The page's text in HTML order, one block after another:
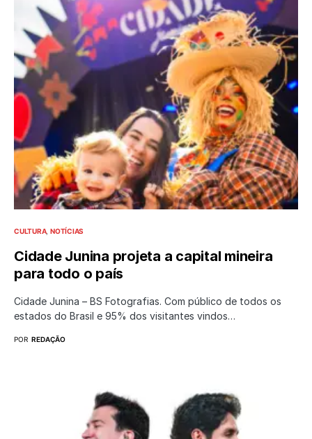
CULTURA NOTÍCIAS
Cidade Junina projeta a capital mineira
para todo o país
Cidade Junina – BS Fotografias. Com público de todos os
estados do Brasil e 95% dos visitantes vindos…
POR REDAÇÃO